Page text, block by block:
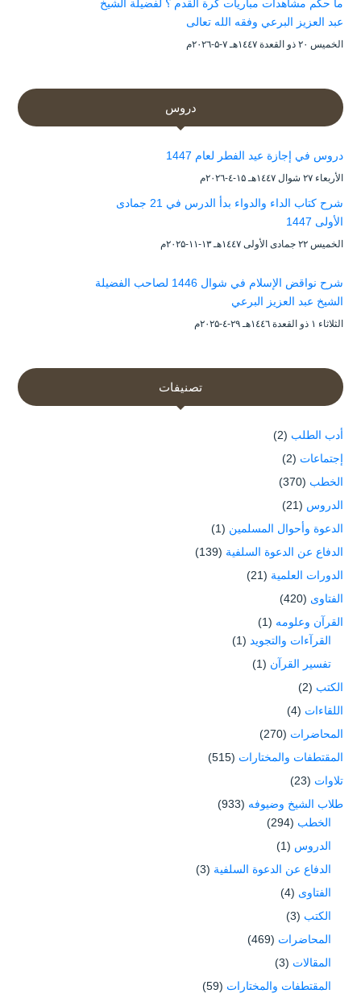
ما حكم مشاهدات مباريات كرة القدم ؟ لفضيلة الشيخ
عبد العزيز البرعي وفقه الله تعالى
الخميس ۲۰ ذو القعدة ۱٤٤۷هـ ۷-۵-۲۰۲٦م
دروس
دروس في إجازة عيد الفطر لعام 1447
الأربعاء ۲۷ شوال ۱٤٤۷هـ ۱۵-٤-۲۰۲٦م
شرح كتاب الداء والدواء بدأ الدرس في 21 جمادى
الأولى 1447
الخميس ۲۲ جمادى الأولى ۱٤٤۷هـ ۱۳-۱۱-۲۰۲۵م
شرح نواقض الإسلام في شوال 1446 لصاحب الفضيلة
الشيخ عبد العزيز البرعي
الثلاثاء ۱ ذو القعدة ۱٤٤٦هـ ۲۹-٤-۲۰۲۵م
تصنيفات
أدب الطلب (2)
إجتماعات (2)
الخطب (370)
الدروس (21)
الدعوة وأحوال المسلمين (1)
الدفاع عن الدعوة السلفية (139)
الدورات العلمية (21)
الفتاوى (420)
القرآن وعلومه (1)
القرآءات والتجويد (1)
تفسير القرآن (1)
الكتب (2)
اللقاءات (4)
المحاضرات (270)
المقتطفات والمختارات (515)
تلاوات (23)
طلاب الشيخ وضيوفه (933)
الخطب (294)
الدروس (1)
الدفاع عن الدعوة السلفية (3)
الفتاوى (4)
الكتب (3)
المحاضرات (469)
المقالات (3)
المقتطفات والمختارات (59)